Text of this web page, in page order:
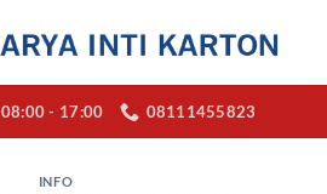
08:00 - 17:00 08111455823
INFO